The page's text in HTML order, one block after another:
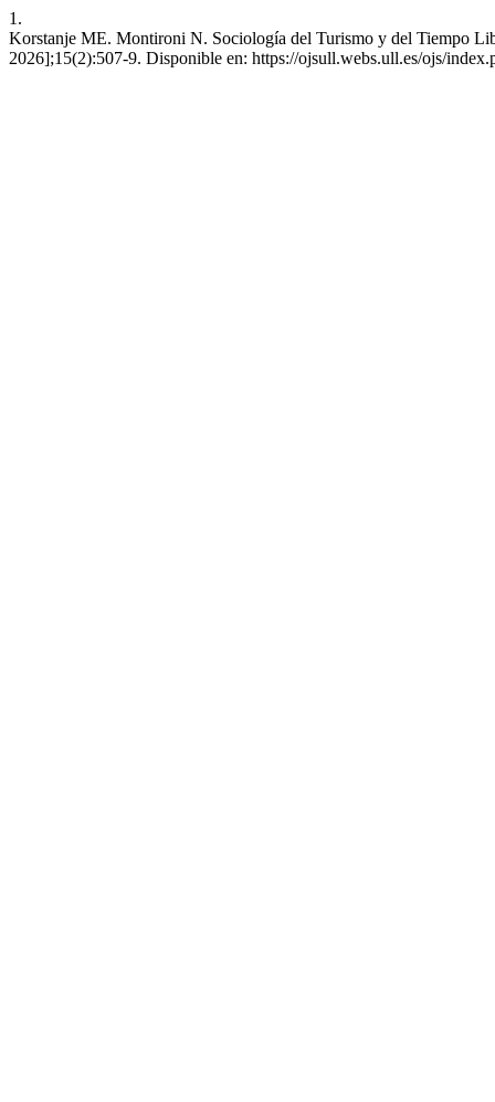
1.
Korstanje ME. Montironi N. Sociología del Turismo y del Tiempo
2026];15(2):507-9. Disponible en: https://ojsull.webs.ull.es/ojs/